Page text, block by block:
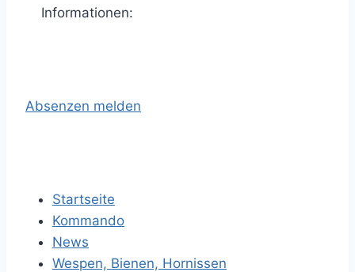
Informationen:
Absenzen melden
Startseite
Kommando
News
Wespen, Bienen, Hornissen